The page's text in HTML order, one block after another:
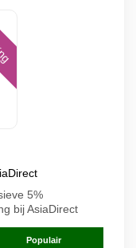
5%
bij AsiaDirect
Populair